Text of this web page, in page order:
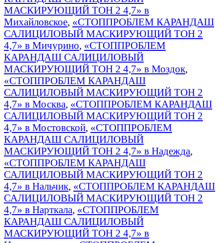
МАСКИРУЮЩИЙ ТОН 2 4,7» в
Михайловское, «СТОППРОБЛЕМ КАРАНДАШ
САЛИЦИЛОВЫЙ МАСКИРУЮЩИЙ ТОН 2
4,7» в Мичурино, «СТОППРОБЛЕМ
КАРАНДАШ САЛИЦИЛОВЫЙ
МАСКИРУЮЩИЙ ТОН 2 4,7» в Моздок,
«СТОППРОБЛЕМ КАРАНДАШ
САЛИЦИЛОВЫЙ МАСКИРУЮЩИЙ ТОН 2
4,7» в Москва, «СТОППРОБЛЕМ КАРАНДАШ
САЛИЦИЛОВЫЙ МАСКИРУЮЩИЙ ТОН 2
4,7» в Мостовской, «СТОППРОБЛЕМ
КАРАНДАШ САЛИЦИЛОВЫЙ
МАСКИРУЮЩИЙ ТОН 2 4,7» в Надежда,
«СТОППРОБЛЕМ КАРАНДАШ
САЛИЦИЛОВЫЙ МАСКИРУЮЩИЙ ТОН 2
4,7» в Нальчик, «СТОППРОБЛЕМ КАРАНДАШ
САЛИЦИЛОВЫЙ МАСКИРУЮЩИЙ ТОН 2
4,7» в Нарткала, «СТОППРОБЛЕМ
КАРАНДАШ САЛИЦИЛОВЫЙ
МАСКИРУЮЩИЙ ТОН 2 4,7» в